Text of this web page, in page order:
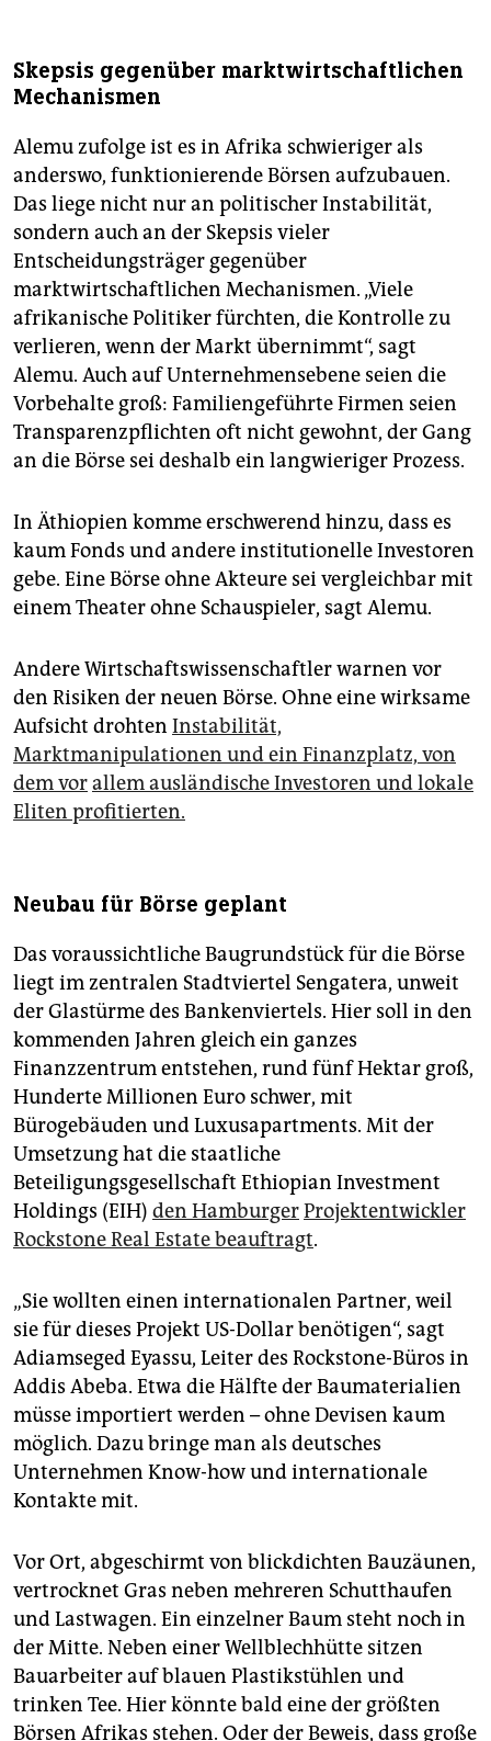
Skepsis gegenüber marktwirtschaftlichen
Mechanismen
Alemu zufolge ist es in Afrika schwieriger als
anderswo, funktionierende Börsen aufzubauen.
Das liege nicht nur an politischer Instabilität,
sondern auch an der Skepsis vieler
Entscheidungsträger gegenüber
marktwirtschaftlichen Mechanismen. „Viele
afrikanische Politiker fürchten, die Kontrolle zu
verlieren, wenn der Markt übernimmt“, sagt
Alemu. Auch auf Unternehmensebene seien die
Vorbehalte groß: Familiengeführte Firmen seien
Transparenzpflichten oft nicht gewohnt, der Gang
an die Börse sei deshalb ein langwieriger Prozess.
In Äthiopien komme erschwerend hinzu, dass es
kaum Fonds und andere institutionelle Investoren
gebe. Eine Börse ohne Akteure sei vergleichbar mit
einem Theater ohne Schauspieler, sagt Alemu.
Andere Wirtschaftswissenschaftler warnen vor
den Risiken der neuen Börse. Ohne eine wirksame
Aufsicht drohten Instabilität,
Marktmanipulationen und ein Finanzplatz, von
dem vorallem ausländische Investoren und lokale
Eliten profitierten.
Neubau für Börse geplant
Das voraussichtliche Baugrundstück für die Börse
liegt im zentralen Stadtviertel Sengatera, unweit
der Glastürme des Bankenviertels. Hier soll in den
kommenden Jahren gleich ein ganzes
Finanzzentrum entstehen, rund fünf Hektar groß,
Hunderte Millionen Euro schwer, mit
Bürogebäuden und Luxusapartments. Mit der
Umsetzung hat die staatliche
Beteiligungsgesellschaft Ethiopian Investment
Holdings (EIH) den HamburgerProjektentwickler
Rockstone Real Estate beauftragt.
„Sie wollten einen internationalen Partner, weil
sie für dieses Projekt US-Dollar benötigen“, sagt
Adiamseged Eyassu, Leiter des Rockstone-Büros in
Addis Abeba. Etwa die Hälfte der Baumaterialien
müsse importiert werden – ohne Devisen kaum
möglich. Dazu bringe man als deutsches
Unternehmen Know-how und internationale
Kontakte mit.
Vor Ort, abgeschirmt von blickdichten Bauzäunen,
vertrocknet Gras neben mehreren Schutthaufen
und Lastwagen. Ein einzelner Baum steht noch in
der Mitte. Neben einer Wellblechhütte sitzen
Bauarbeiter auf blauen Plastikstühlen und
trinken Tee. Hier könnte bald eine der größten
Börsen Afrikas stehen. Oder der Beweis, dass große